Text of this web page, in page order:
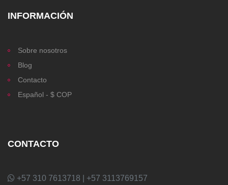
INFORMACIÓN
Sobre nosotros
Blog
Contacto
Español - $ COP
CONTACTO
+57 310 7613718 | +57 3113769157